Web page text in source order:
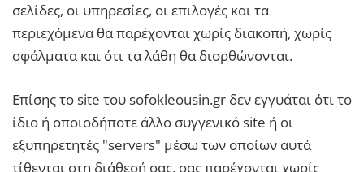
σελίδες, οι υπηρεσίες, οι επιλογές και τα
περιεχόμενα θα παρέχονται χωρίς διακοπή, χωρίς
σφάλματα και ότι τα λάθη θα διορθώνονται.
Επίσης το site του sofokleousin.gr δεν εγγυάται ότι το
ίδιο ή οποιοδήποτε άλλο συγγενικό site ή οι
εξυπηρετητές "servers" μέσω των οποίων αυτά
τίθενται στη διάθεσή σας, σας παρέχονται χωρίς